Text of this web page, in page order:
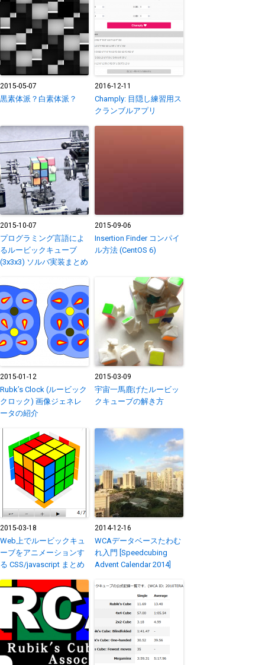
2015-05-07
黒素体派？白素体派？
2016-12-11
Champly: 目隠し練習用ス
クランブルアプリ
2015-10-07
プログラミング言語によ
るルービックキューブ
(3x3x3) ソルバ実装まとめ
2015-09-06
Insertion Finder コンパイ
ル方法 (CentOS 6)
2015-01-12
Rubk’s Clock (ルービック
クロック) 画像ジェネレ
ータの紹介
2015-03-09
宇宙一馬鹿げたルービッ
クキューブの解き方
2015-03-18
Web上でルービックキュ
ーブをアニメーションす
る CSS/javascript まとめ
2014-12-16
WCAデータベースたわむ
れ入門 [Speedcubing
Advent Calendar 2014]